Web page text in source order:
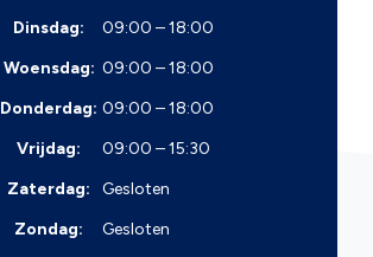
Dinsdag:
09:00 – 18:00
Woensdag: 09:00 – 18:00
Donderdag: 09:00 – 18:00
Vrijdag:
09:00 – 15:30
Zaterdag:
Gesloten
Zondag:
Gesloten